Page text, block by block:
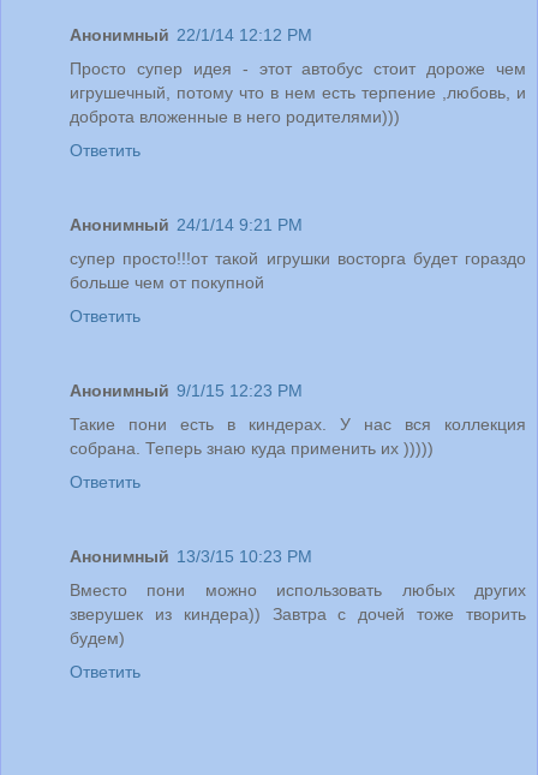
Анонимный 22/1/14 12:12 PM
Просто супер идея - этот автобус стоит дороже чем
игрушечный, потому что в нем есть терпение ,любовь, и
доброта вложенные в него родителями)))
Ответить
Анонимный 24/1/14 9:21 PM
супер просто!!!от такой игрушки восторга будет гораздо
больше чем от покупной
Ответить
Анонимный 9/1/15 12:23 PM
Такие пони есть в киндерах. У нас вся коллекция
собрана. Теперь знаю куда применить их )))))
Ответить
Анонимный 13/3/15 10:23 PM
Вместо пони можно использовать любых других
зверушек из киндера)) Завтра с дочей тоже творить
будем)
Ответить